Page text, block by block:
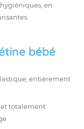
en
bébé
entièrement
totalement